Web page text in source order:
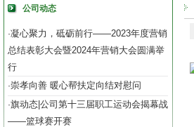
公司动态
·凝心聚力，砥砺前行——2023年度营销
总结表彰大会暨2024年营销大会圆满举
行
·崇孝向善 暖心帮扶定向结对慰问
·旗动态|公司第十三届职工运动会揭幕战
——篮球赛开赛